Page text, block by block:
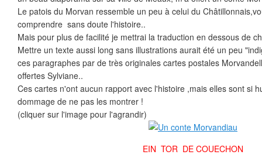
Le patois du Morvan ressemble un peu à celui du
comprendre sans doute l'histoire..
Mais pour plus de facilité je mettrai la traduction en dessous de
Mettre un texte aussi long sans illustrations aurait été un peu
ces paragraphes par de très originales cartes postales
offertes Sylviane..
Ces cartes n'ont aucun rapport avec l'histoire ,mais elles sont si
dommage de ne pas les montrer !
(cliquer sur l'image pour l'agrandir)
EIN TOR DE COUECHON